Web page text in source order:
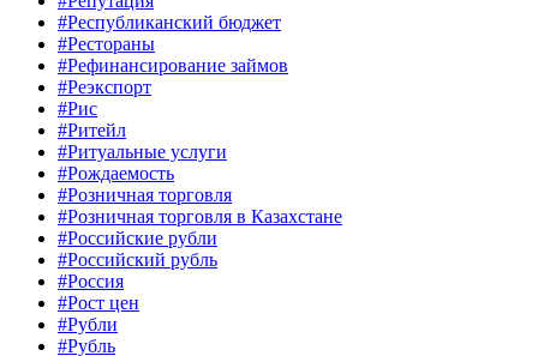
#Республиканский бюджет
#Рестораны
#Рефинансирование займов
#Реэкспорт
#Рис
#Ритейл
#Ритуальные услуги
#Рождаемость
#Розничная торговля
#Розничная торговля в Казахстане
#Российские рубли
#Российский рубль
#Россия
#Рост цен
#Рубли
#Рубль